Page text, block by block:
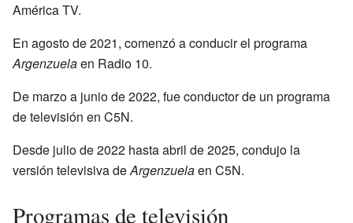
América TV.
En agosto de 2021, comenzó a conducir el programa
Argenzuelaen Radio 10.
De marzo a junio de 2022, fue conductor de un programa
de televisión en C5N.
Desde julio de 2022 hasta abril de 2025, condujo la
versión televisiva deArgenzuelaen C5N.
Programas de televisión